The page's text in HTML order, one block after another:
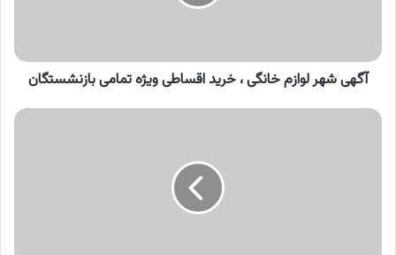
تمامی
بازنشستگان
آگهی شهر لوازم خانگی ، خرید اقساطی ویژه تمامی بازنشستگان
آگهی